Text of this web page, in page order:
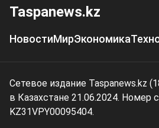
Taspanews.kz
НовостиМирЭкономика
Сетевое издание Taspanews.kz
в Казахстане 21.06.2024. Номер
KZ31VPY00095404.